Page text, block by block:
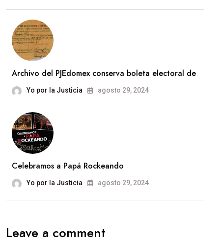
Archivo del PJEdomex conserva boleta electoral de
Yo por la Justicia agosto 29, 2024
Celebramos a Papá Rockeando
Yo por la Justicia agosto 29, 2024
Leave a comment